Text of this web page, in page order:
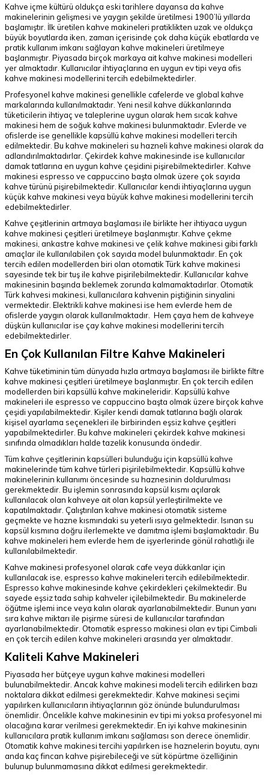
Kahve içme kültürü oldukça eski tarihlere dayansa da kahve
makinelerinin gelişmesi ve yaygın şekilde üretilmesi 1900’lü yıllarda
başlamıştır. İlk üretilen kahve makineleri pratiklikten uzak ve oldukça
büyük boyutlarda iken, zaman içerisinde çok daha küçük ebatlarda ve
pratik kullanım imkanı sağlayan kahve makineleri üretilmeye
başlanmıştır. Piyasada birçok markaya ait kahve makinesi modelleri
yer almaktadır. Kullanıcılar ihtiyaçlarına en uygun ev tipi veya ofis
kahve makinesi modellerini tercih edebilmektedirler.
Profesyonel kahve makinesi genellikle cafelerde ve global kahve
markalarında kullanılmaktadır. Yeni nesil kahve dükkanlarında
tüketicilerin ihtiyaç ve taleplerine uygun olarak hem sıcak kahve
makinesi hem de soğuk kahve makinesi bulunmaktadır. Evlerde ve
ofislerde ise genellikle kapsüllü kahve makinesi modelleri tercih
edilmektedir. Bu kahve makineleri su hazneli kahve makinesi olarak da
adlandırılmaktadırlar. Çekirdek kahve makinesinde ise kullanıcılar
damak tatlarına en uygun kahve çeşidini pişirebilmektedirler. Kahve
makinesi espresso ve cappuccino başta olmak üzere çok sayıda
kahve türünü pişirebilmektedir. Kullanıcılar kendi ihtiyaçlarına uygun
küçük kahve makinesi veya büyük kahve makinesi modellerini tercih
edebilmektedirler.
Kahve çeşitlerinin artmaya başlaması ile birlikte her ihtiyaca uygun
kahve makinesi çeşitleri üretilmeye başlanmıştır. Kahve çekme
makinesi, ankastre kahve makinesi ve çelik kahve makinesi gibi farklı
amaçlar ile kullanılabilen çok sayıda model bulunmaktadır. En çok
tercih edilen modellerden biri olan otomatik Türk kahve makinesi
sayesinde tek bir tuş ile kahve pişirilebilmektedir. Kullanıcılar kahve
makinesinin başında beklemek zorunda kalmamaktadırlar. Otomatik
Türk kahvesi makinesi, kullanıcılara kahvenin piştiğinin sinyalini
vermektedir. Elektrikli kahve makinesi ise hem evlerde hem de
ofislerde yaygın olarak kullanılmaktadır. Hem çaya hem de kahveye
düşkün kullanıcılar ise çay kahve makinesi modellerini tercih
edebilmektedirler.
En Çok Kullanılan Filtre Kahve Makineleri
Kahve tüketiminin tüm dünyada hızla artmaya başlaması ile birlikte filtre
kahve makinesi çeşitleri üretilmeye başlanmıştır. En çok tercih edilen
modellerden biri kapsüllü kahve makineleridir. Kapsüllü kahve
makineleri ile espresso ve cappuccino başta olmak üzere birçok kahve
çeşidi yapılabilmektedir. Kişiler kendi damak tatlarına bağlı olarak
kişisel ayarlama seçenekleri ile birbirinden eşsiz kahve çeşitleri
yapabilmektedirler. Bu kahve makineleri çekirdek kahve makinesi
sınıfında olmadıkları halde tazelik konusunda öndedir.
Tüm kahve çeşitlerinin kapsülleri bulunduğu için kapsüllü kahve
makinelerinde tüm kahve türleri pişirilebilmektedir. Kapsüllü kahve
makinelerinin kullanımı öncesinde su haznesinin doldurulması
gerekmektedir. Bu işlemin sonrasında kapsül kısmı açılarak
kullanılacak olan kahveye ait olan kapsül yerleştirilmekte ve
kapatılmaktadır. Çalıştırılan kahve makinesi otomatik sisteme
geçmekte ve hazne kısmındaki su yeterli ısıya gelmektedir. Isınan su
kapsül kısmına doğru ilerlemekte ve damıtma işlemi başlamaktadır. Bu
kahve makineleri hem evlerde hem de işyerlerinde gönül rahatlığı ile
kullanılabilmektedir.
Kahve makinesi profesyonel olarak cafe veya dükkanlar için
kullanılacak ise, espresso kahve makineleri tercih edilebilmektedir.
Espresso kahve makinesinde kahve çekirdekleri çekilmektedir. Bu
sayede eşsiz tada sahip kahveler içilebilmektedir. Bu makinelerde
öğütme işlemi ince veya kalın olarak ayarlanabilmektedir. Bunun yanı
sıra kahve miktarı ile pişirme süresi de kullanıcılar tarafından
ayarlanabilmektedir. Otomatik espresso makinesi olan ev tipi Cimbali
en çok tercih edilen kahve makineleri arasında yer almaktadır.
Kaliteli Kahve Makineleri
Piyasada her bütçeye uygun kahve makinesi modelleri
bulunabilmektedir. Ancak kahve makinesi modeli tercih edilirken bazı
noktalara dikkat edilmesi gerekmektedir. Kahve makinesi seçimi
yapılırken kullanıcıların ihtiyaçlarının göz önünde bulundurulması
önemlidir. Öncelikle kahve makinesinin ev tipi mi yoksa profesyonel mi
olacağına karar verilmesi gerekmektedir. En iyi kahve makinesinin
kullanıcılara pratik kullanım imkanı sağlaması son derece önemlidir.
Otomatik kahve makinesi tercihi yapılırken ise haznelerin boyutu, aynı
anda kaç fincan kahve pişirebileceği ve süt köpürtme özelliğinin
bulunup bulunmamasına dikkat edilmesi gerekmektedir.